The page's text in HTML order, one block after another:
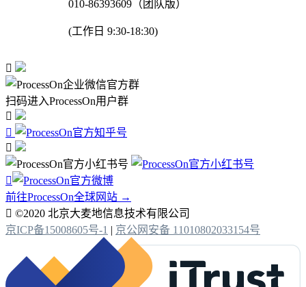
010-86393609（团队版）
(工作日 9:30-18:30)

扫码进入ProcessOn用户群




前往ProcessOn全球网站 →
 ©2020 北京大麦地信息技术有限公司
京ICP备15008605号-1 | 京公网安备 11010802033154号